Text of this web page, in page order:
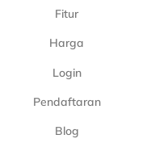
Fitur
Harga
Login
Pendaftaran
Blog